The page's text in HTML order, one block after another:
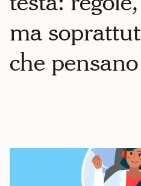
ma
che pensano